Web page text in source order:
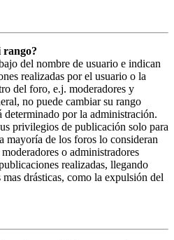
rango?
del nombre de usuario e indican
realizadas por el usuario o la
del foro, e.j. moderadores y
no puede cambiar su rango
determinado por la administración.
privilegios de publicación solo para
mayoría de los foros lo consideran
o administradores
realizadas, llegando
drásticas, como la expulsión del